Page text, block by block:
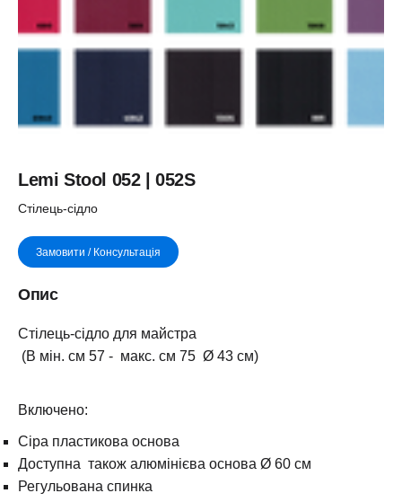
Lemi Stool 052 | 052S
Стілець-сідло
Замовити / Консультація
Опис
Стілець-сідло для майстра
(В мін. см 57 - макс. см 75 Ø 43 см)
Включено:
Сіра пластикова основа
Доступна також алюмінієва основа Ø 60 см
Регульована спинка